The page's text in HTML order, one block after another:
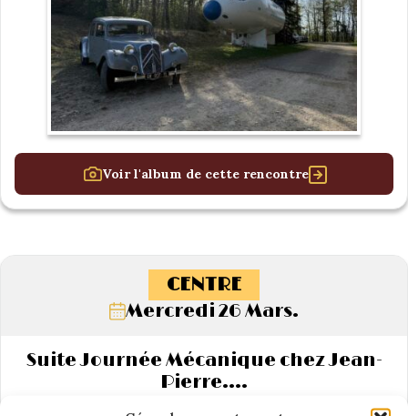
Voir l'album de cette rencontre
CENTRE
Mercredi 26 Mars.
Suite Journée Mécanique chez Jean-
Pierre….